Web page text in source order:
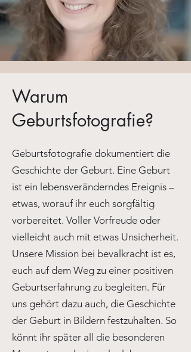
Warum
Geburtsfotografie?
Geburtsfotografie dokumentiert die
Geschichte der Geburt. Eine Geburt
ist ein lebensveränderndes Ereignis –
etwas, worauf ihr euch sorgfältig
vorbereitet. Voller Vorfreude oder
vielleicht auch mit etwas Unsicherheit.
Unsere Mission bei bevalkracht ist es,
euch auf dem Weg zu einer positiven
Geburtserfahrung zu begleiten. Für
uns gehört dazu auch, die Geschichte
der Geburt in Bildern festzuhalten. So
könnt ihr später all die besonderen